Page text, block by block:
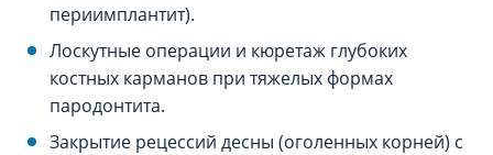
периимплантит).
Лоскутные операции и кюретаж глубоких
костных карманов при тяжелых формах
пародонтита.
Закрытие рецессий десны (оголенных корней) с